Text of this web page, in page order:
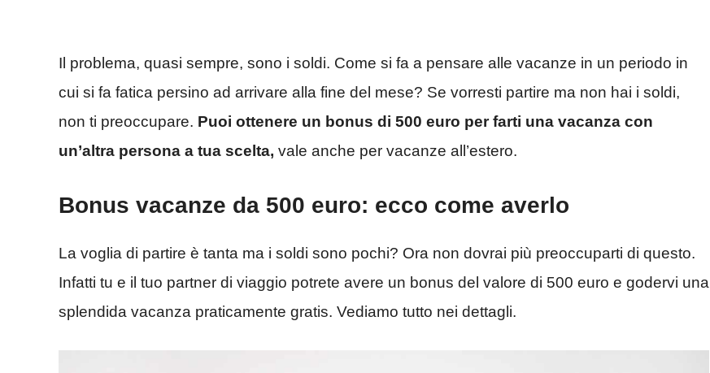
Il problema, quasi sempre, sono i soldi. Come si fa a pensare alle vacanze in un periodo in
cui si fa fatica persino ad arrivare alla fine del mese? Se vorresti partire ma non hai i soldi,
non ti preoccupare. Puoi ottenere un bonus di 500 euro per farti una vacanza con
un’altra persona a tua scelta, vale anche per vacanze all’estero.
Bonus vacanze da 500 euro: ecco come averlo
La voglia di partire è tanta ma i soldi sono pochi? Ora non dovrai più preoccuparti di questo.
Infatti tu e il tuo partner di viaggio potrete avere un bonus del valore di 500 euro e godervi una
splendida vacanza praticamente gratis. Vediamo tutto nei dettagli.